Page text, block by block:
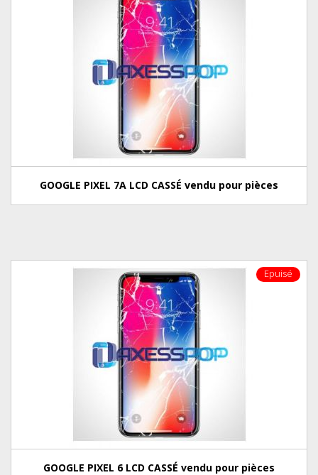
GOOGLE PIXEL 7A LCD CASSÉ vendu pour pièces
Epuisé
GOOGLE PIXEL 6 LCD CASSÉ vendu pour pièces